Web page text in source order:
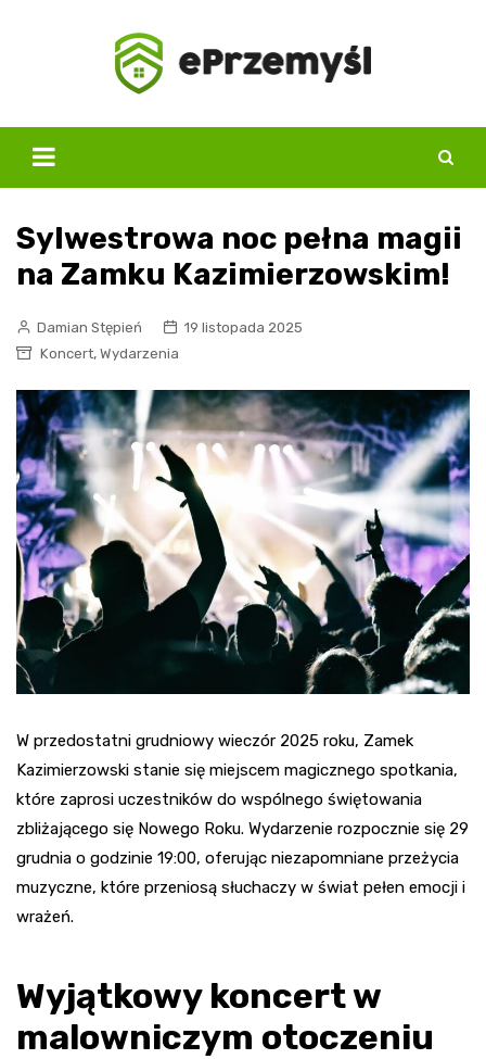
Sylwestrowa noc pełna magii
na Zamku Kazimierzowskim!
Damian Stępień
19 listopada 2025
Koncert, Wydarzenia
W przedostatni grudniowy wieczór 2025 roku, Zamek
Kazimierzowski stanie się miejscem magicznego spotkania,
które zaprosi uczestników do wspólnego świętowania
zbliżającego się Nowego Roku. Wydarzenie rozpocznie się 29
grudnia o godzinie 19:00, oferując niezapomniane przeżycia
muzyczne, które przeniosą słuchaczy w świat pełen emocji i
wrażeń.
Wyjątkowy koncert w
malowniczym otoczeniu